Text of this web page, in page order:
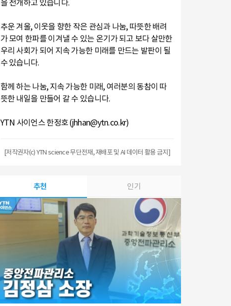
을 전개하고 있습니다.
추운 겨울, 이웃을 향한 작은 관심과 나눔, 따뜻한 배려
가 모여 한파를 이겨낼 수 있는 온기가 되고 보다 살만한
우리 사회가 되어 지속 가능한 미래를 만드는 발판이 될
수 있습니다.
함께 하는 나눔, 지속 가능한 미래, 여러분의 동참이 따
뜻한 내일을 만들어 갈 수 있습니다.
YTN 사이언스 한정호 (jhhan@ytn.co.kr)
[저작권자(c) YTN science 무단전재, 재배포 및 AI 데이터 활용 금지]
추천 인기